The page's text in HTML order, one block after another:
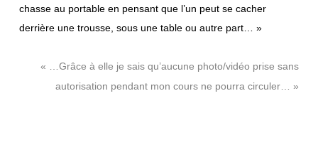
chasse au portable en pensant que l’un peut se cacher
derrière une trousse, sous une table ou autre part… »
« …Grâce à elle je sais qu’aucune photo/vidéo prise sans
autorisation pendant mon cours ne pourra circuler… »